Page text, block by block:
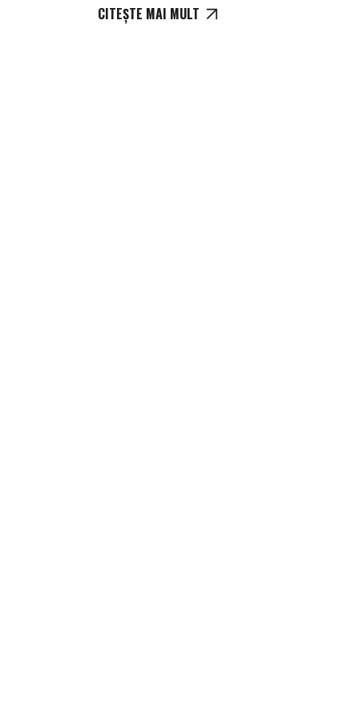
CITEȘTE MAI MULT